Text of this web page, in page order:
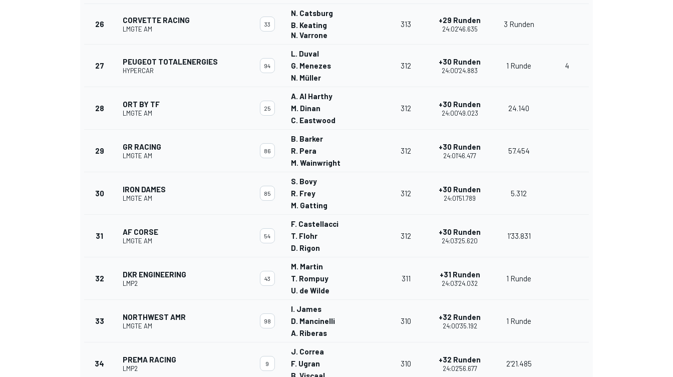
26 CORVETTE RACING
LMGTE AM
33
N. Catsburg
B. Keating
N. Varrone
313 +29 Runden
24:02'46.635
3 Runden
27 PEUGEOT TOTALENERGIES
HYPERCAR
94
L. Duval
G. Menezes
N. Müller
312 +30 Runden
24:00'24.883
1 Runde 4
28 ORT BY TF
LMGTE AM
25
A. Al Harthy
M. Dinan
C. Eastwood
312 +30 Runden
24:00'49.023
24.140
29 GR RACING
LMGTE AM
86
B. Barker
R. Pera
M. Wainwright
312 +30 Runden
24:01'46.477
57.454
30 IRON DAMES
LMGTE AM
85
S. Bovy
R. Frey
M. Gatting
312 +30 Runden
24:01'51.789
5.312
31 AF CORSE
LMGTE AM
54
F. Castellacci
T. Flohr
D. Rigon
312 +30 Runden
24:03'25.620
1'33.831
32 DKR ENGINEERING
LMP2
43
M. Martin
T. Rompuy
U. de Wilde
311 +31 Runden
24:03'24.032
1 Runde
33 NORTHWEST AMR
LMGTE AM
98
I. James
D. Mancinelli
A. Riberas
310 +32 Runden
24:00'35.192
1 Runde
34 PREMA RACING
LMP2
9
J. Correa
F. Ugran
310 +32 Runden
24:02'56.677
2'21.485